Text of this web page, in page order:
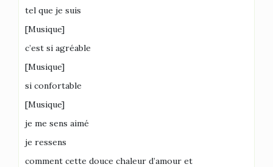
tel que je suis
[Musique]
c’est si agréable
[Musique]
si confortable
[Musique]
je me sens aimé
je ressens
comment cette douce chaleur d’amour et